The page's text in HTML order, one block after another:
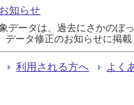
知らせ
データは、過去にさかのぼ
データ修正のお知らせに掲載
利用される方へ よく